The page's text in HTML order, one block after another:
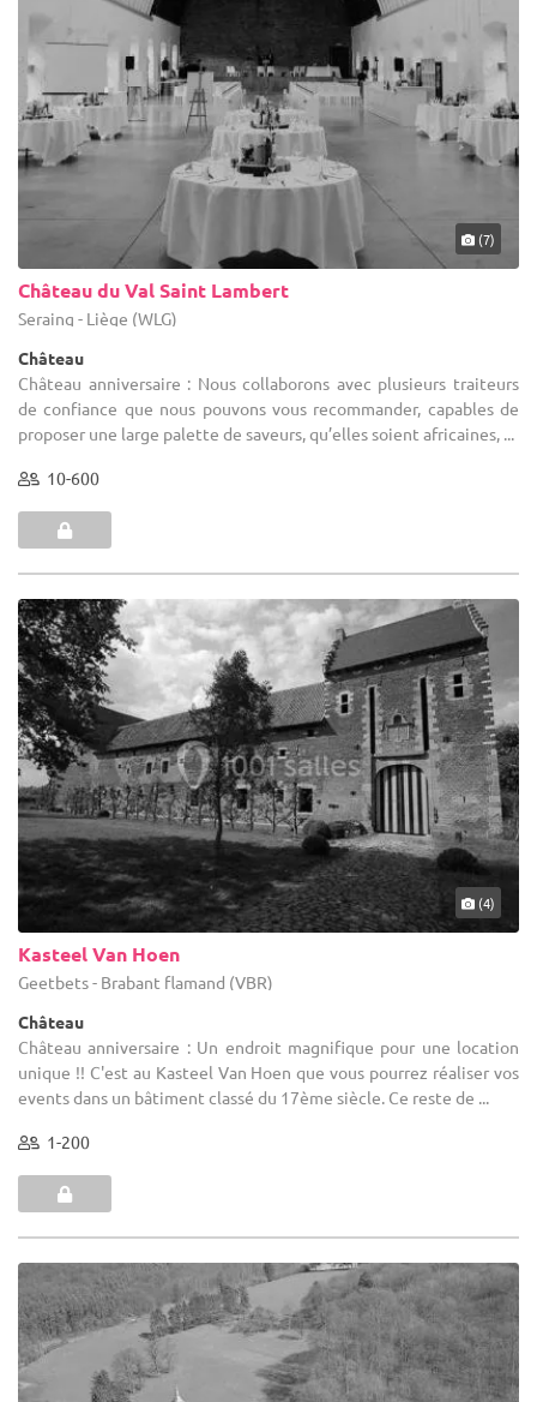
(7)
Château du Val Saint Lambert
Seraing - Liège (WLG)
Château
Château anniversaire : Nous collaborons avec plusieurs traiteurs
de confiance que nous pouvons vous recommander, capables de
proposer une large palette de saveurs, qu’elles soient africaines, ...
10-600
(4)
Kasteel Van Hoen
Geetbets - Brabant flamand (VBR)
Château
Château anniversaire : Un endroit magnifique pour une location
unique !! C'est au Kasteel Van Hoen que vous pourrez réaliser vos
events dans un bâtiment classé du 17ème siècle. Ce reste de ...
1-200